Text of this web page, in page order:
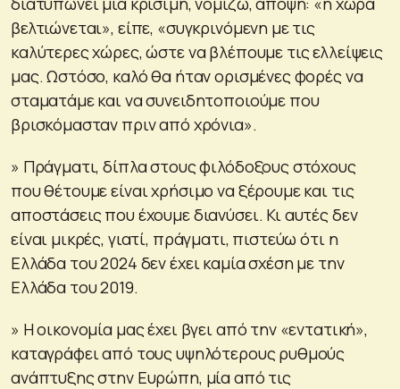
βελτιώνεται», είπε, «συγκρινόμενη με τις
καλύτερες χώρες, ώστε να βλέπουμε τις ελλείψεις
μας. Ωστόσο, καλό θα ήταν ορισμένες φορές να
σταματάμε και να συνειδητοποιούμε που
βρισκόμασταν πριν από χρόνια».
» Πράγματι, δίπλα στους φιλόδοξους στόχους
που θέτουμε είναι χρήσιμο να ξέρουμε και τις
αποστάσεις που έχουμε διανύσει. Κι αυτές δεν
είναι μικρές, γιατί, πράγματι, πιστεύω ότι η
Ελλάδα του 2024 δεν έχει καμία σχέση με την
Ελλάδα του 2019.
» Η οικονομία μας έχει βγει από την «εντατική»,
καταγράφει από τους υψηλότερους ρυθμούς
ανάπτυξης στην Ευρώπη, μία από τις